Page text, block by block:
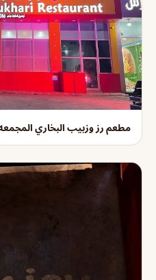
مطعم رز وزبيب البخاري